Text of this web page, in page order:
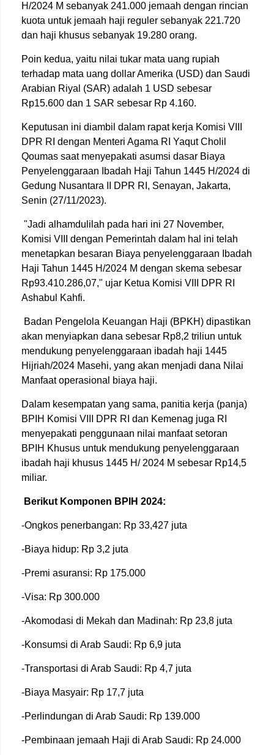
H/2024 M sebanyak 241.000 jemaah dengan rincian
kuota untuk jemaah haji reguler sebanyak 221.720
dan haji khusus sebanyak 19.280 orang.
Poin kedua, yaitu nilai tukar mata uang rupiah
terhadap mata uang dollar Amerika (USD) dan Saudi
Arabian Riyal (SAR) adalah 1 USD sebesar
Rp15.600 dan 1 SAR sebesar Rp 4.160.
Keputusan ini diambil dalam rapat kerja Komisi VIII
DPR RI dengan Menteri Agama RI Yaqut Cholil
Qoumas saat menyepakati asumsi dasar Biaya
Penyelenggaraan Ibadah Haji Tahun 1445 H/2024 di
Gedung Nusantara II DPR RI, Senayan, Jakarta,
Senin (27/11/2023).
"Jadi alhamdulilah pada hari ini 27 November,
Komisi VIII dengan Pemerintah dalam hal ini telah
menetapkan besaran Biaya penyelenggaraan Ibadah
Haji Tahun 1445 H/2024 M dengan skema sebesar
Rp93.410.286,07," ujar Ketua Komisi VIII DPR RI
Ashabul Kahfi.
Badan Pengelola Keuangan Haji (BPKH) dipastikan
akan menyiapkan dana sebesar Rp8,2 triliun untuk
mendukung penyelenggaraan ibadah haji 1445
Hijriah/2024 Masehi, yang akan menjadi dana Nilai
Manfaat operasional biaya haji.
Dalam kesempatan yang sama, panitia kerja (panja)
BPIH Komisi VIII DPR RI dan Kemenag juga RI
menyepakati penggunaan nilai manfaat setoran
BPIH Khusus untuk mendukung penyelenggaraan
ibadah haji khusus 1445 H/ 2024 M sebesar Rp14,5
miliar.
Berikut Komponen BPIH 2024:
-Ongkos penerbangan: Rp 33,427 juta
-Biaya hidup: Rp 3,2 juta
-Premi asuransi: Rp 175.000
-Visa: Rp 300.000
-Akomodasi di Mekah dan Madinah: Rp 23,8 juta
-Konsumsi di Arab Saudi: Rp 6,9 juta
-Transportasi di Arab Saudi: Rp 4,7 juta
-Biaya Masyair: Rp 17,7 juta
-Perlindungan di Arab Saudi: Rp 139.000
-Pembinaan jemaah Haji di Arab Saudi: Rp 24.000